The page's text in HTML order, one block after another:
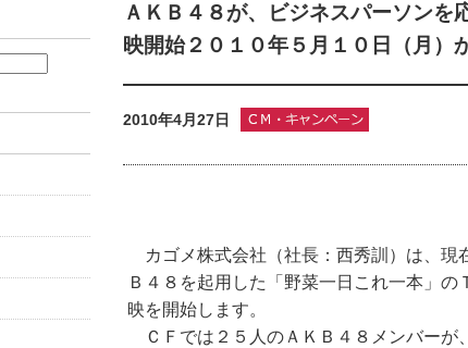
ＡＫＢ４８が、ビジネスパーソン
映開始２０１０年５月１０日（月）
2010年4月27日
カゴメ株式会社（社長：西秀訓）は、現
Ｂ４８を起用した「野菜一日これ一本」
映を開始します。
ＣＦでは２５人のＡＫＢ４８メンバーが